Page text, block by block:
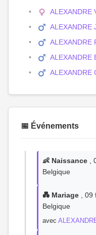
ALEXANDRE
ALEXANDRE
ALEXANDRE
ALEXANDRE
ALEXANDRE
📅 Événements
👶 Naissance ,
Belgique
💑 Mariage , 09
Belgique
avec